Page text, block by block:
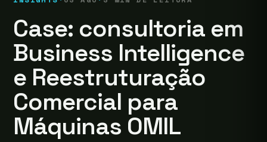
Case: consultoria em
Business Intelligence
e Reestruturação
Comercial para
Máquinas OMIL